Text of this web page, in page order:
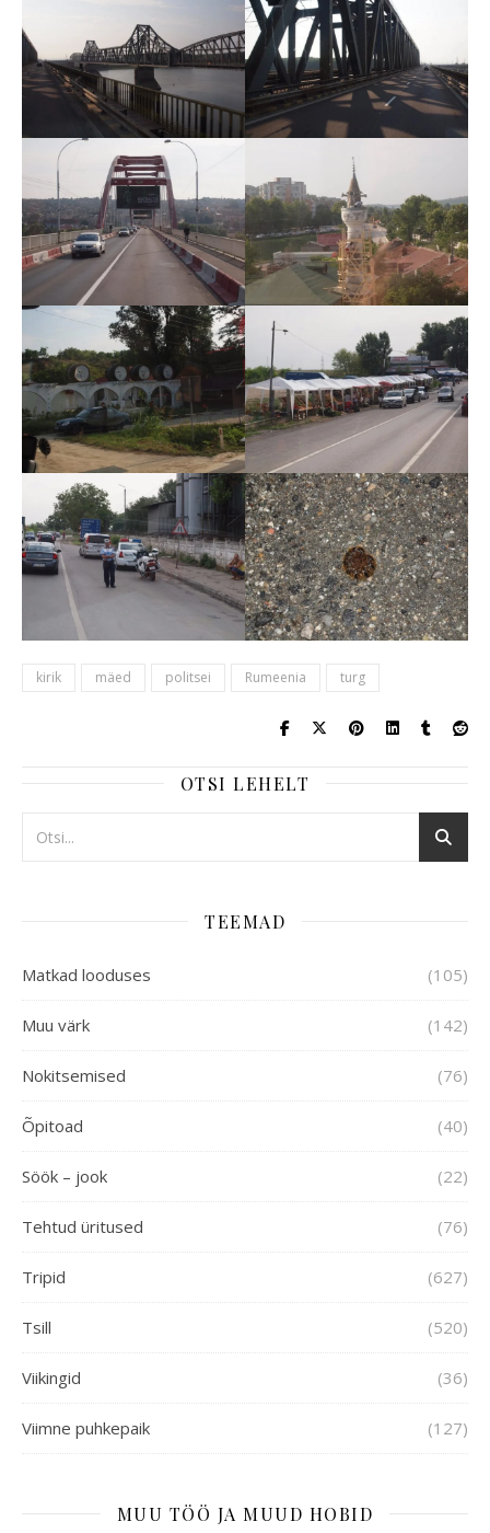
kirik mäed politsei Rumeenia turg
OTSI LEHELT
TEEMAD
Matkad looduses (105)
Muu värk (142)
Nokitsemised (76)
Õpitoad (40)
Söök – jook (22)
Tehtud üritused (76)
Tripid (627)
Tsill (520)
Viikingid (36)
Viimne puhkepaik (127)
MUU TÖÖ JA MUUD HOBID